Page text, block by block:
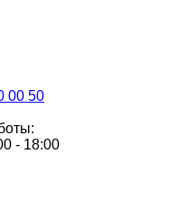
00 50
- 18:00